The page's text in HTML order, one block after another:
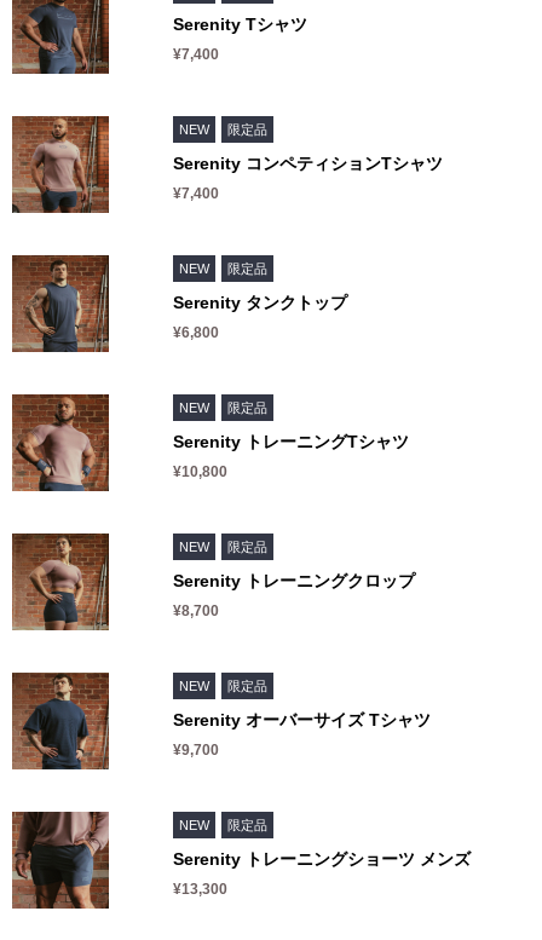
Serenity Tシャツ
¥7,400
NEW 限定品
Serenity コンペティションTシャツ
¥7,400
NEW 限定品
Serenity タンクトップ
¥6,800
NEW 限定品
Serenity トレーニングTシャツ
¥10,800
NEW 限定品
Serenity トレーニングクロップ
¥8,700
NEW 限定品
Serenity オーバーサイズ Tシャツ
¥9,700
NEW 限定品
Serenity トレーニングショーツ メンズ
¥13,300